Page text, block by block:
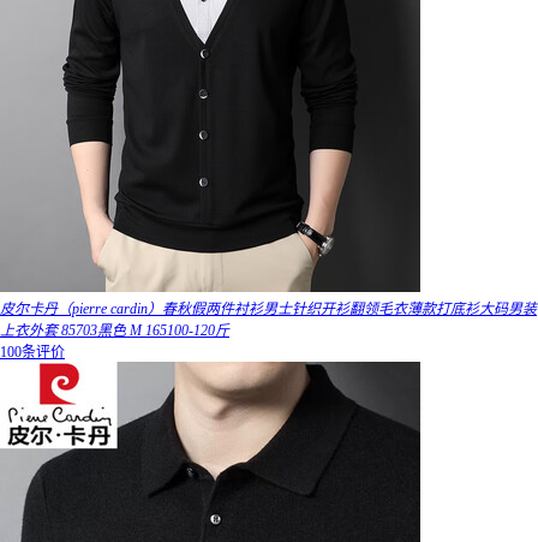
皮尔卡丹（pierre cardin）春秋假两件衬衫男士针织开衫翻领毛衣薄款打底衫大码男装
上衣外套 85703黑色 M 165100-120斤
100条评价